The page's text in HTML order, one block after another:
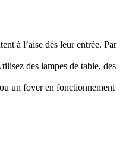
à l’aise dès leur entrée. Par
des lampes de table, des
un foyer en fonctionnement